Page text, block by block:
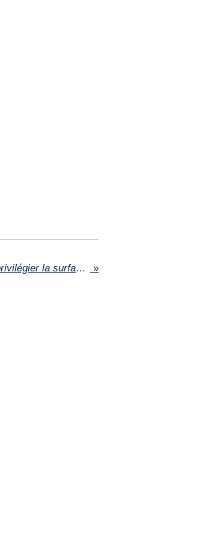
Location à Bordeaux : vaut-il mieux privilégier la surface ou l’emplacement ? »